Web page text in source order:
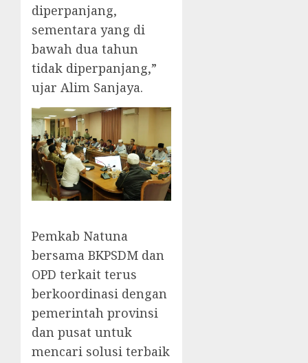
diperpanjang,
sementara yang di
bawah dua tahun
tidak diperpanjang,”
ujar Alim Sanjaya.
Pemkab Natuna
bersama BKPSDM dan
OPD terkait terus
berkoordinasi dengan
pemerintah provinsi
dan pusat untuk
mencari solusi terbaik